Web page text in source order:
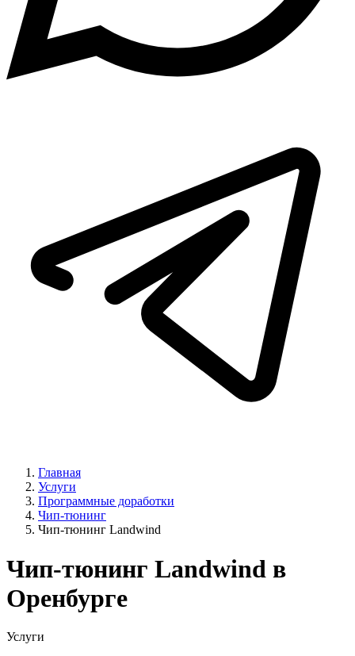
Главная
Услуги
Программные доработки
Чип-тюнинг
Чип-тюнинг Landwind
Чип-тюнинг Landwind в
Оренбурге
Услуги